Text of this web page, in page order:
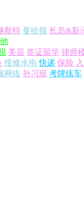
斯特 曼哈顿 长岛&新
美容 签证留学 律师
维修水电 快递 保险
网络 补习班 考牌练车